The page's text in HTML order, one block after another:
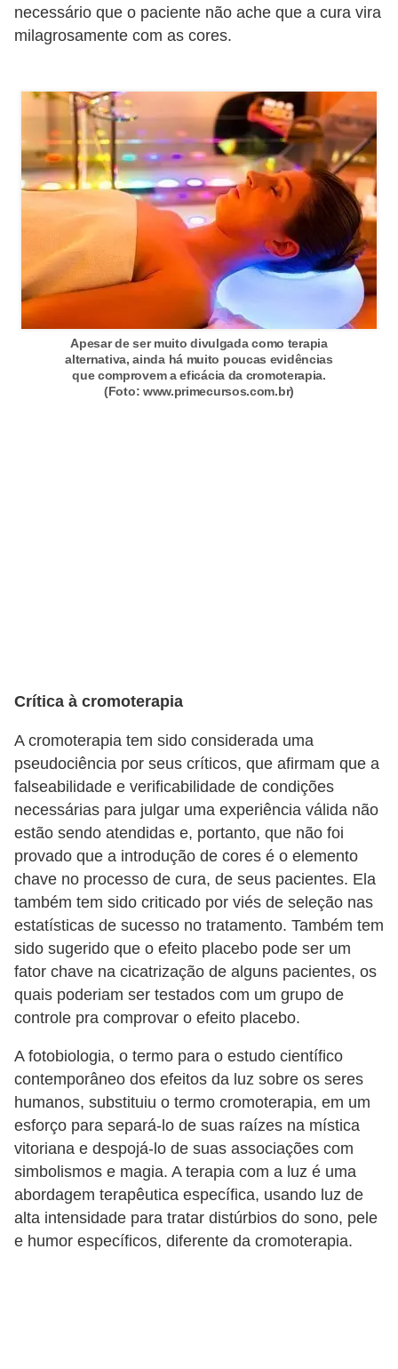
necessário que o paciente não ache que a cura vira
milagrosamente com as cores.
Apesar de ser muito divulgada como terapia
alternativa, ainda há muito poucas evidências
que comprovem a eficácia da cromoterapia.
(Foto: www.primecursos.com.br)
Crítica à cromoterapia
A cromoterapia tem sido considerada uma
pseudociência por seus críticos, que afirmam que a
falseabilidade e verificabilidade de condições
necessárias para julgar uma experiência válida não
estão sendo atendidas e, portanto, que não foi
provado que a introdução de cores é o elemento
chave no processo de cura, de seus pacientes. Ela
também tem sido criticado por viés de seleção nas
estatísticas de sucesso no tratamento. Também tem
sido sugerido que o efeito placebo pode ser um
fator chave na cicatrização de alguns pacientes, os
quais poderiam ser testados com um grupo de
controle pra comprovar o efeito placebo.
A fotobiologia, o termo para o estudo científico
contemporâneo dos efeitos da luz sobre os seres
humanos, substituiu o termo cromoterapia, em um
esforço para separá-lo de suas raízes na mística
vitoriana e despojá-lo de suas associações com
simbolismos e magia. A terapia com a luz é uma
abordagem terapêutica específica, usando luz de
alta intensidade para tratar distúrbios do sono, pele
e humor específicos, diferente da cromoterapia.
m
e
i
i
n
S
a